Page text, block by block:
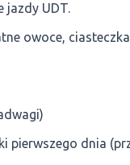
jazdy UDT.
owoce,
pierwszego dnia